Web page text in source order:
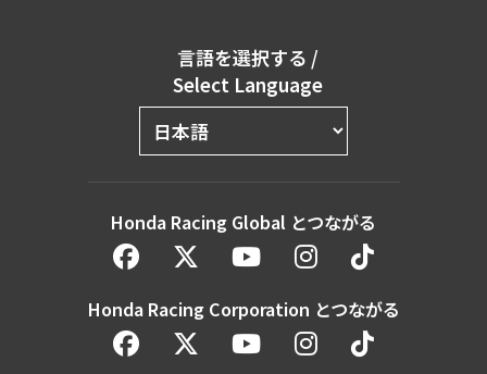
言語を選択する /
Select Language
Honda Racing Global とつながる
Honda Racing Corporation とつながる